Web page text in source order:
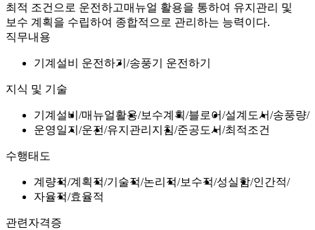
최적 조건으로 운전하고매뉴얼 활용을 통하여 유지관리 및
보수 계획을 수립하여 종합적으로 관리하는 능력이다.
직무내용
기계설비 운전하기 송풍기 운전하기
지식 및 기술
기계설비 매뉴얼활용 보수계획 블로어 설계도서 송풍량
운영일지 운전 유지관리지침 준공도서 최적조건
수행태도
계량적 계획적 기술적 논리적 보수적 성실함 인간적
자율적 효율적
관련자격증